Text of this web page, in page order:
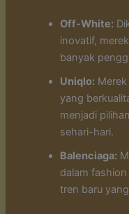
Off-White:
inovatif,
banyak
Uniqlo:
yang
menjadi
sehari-hari.
Balenciaga:
dalam
tren baru